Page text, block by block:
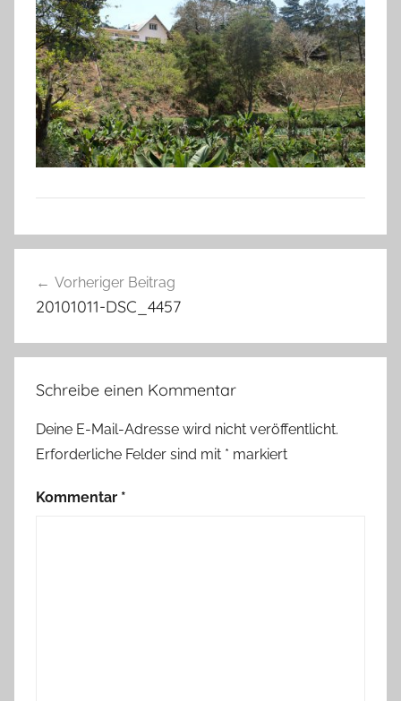
Vorheriger Beitrag
20101011-DSC_4457
Schreibe einen Kommentar
Deine E-Mail-Adresse wird nicht veröffentlicht.
Erforderliche Felder sind mit * markiert
Kommentar *